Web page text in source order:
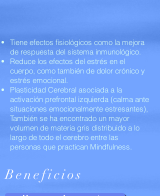
Tiene efectos fisiológicos como la mejora
de respuesta del sistema inmunológico.
Reduce los efectos del estrés en el
cuerpo, como también de dolor crónico y
estrés emocional.
Plasticidad Cerebral asociada a la
activación prefrontal izquierda (calma ante
situaciones emocionalmente estresantes),
También se ha encontrado un mayor
volumen de materia gris distribuido a lo
largo de todo el cerebro entre las
personas que practican Mindfulness.
Beneficios